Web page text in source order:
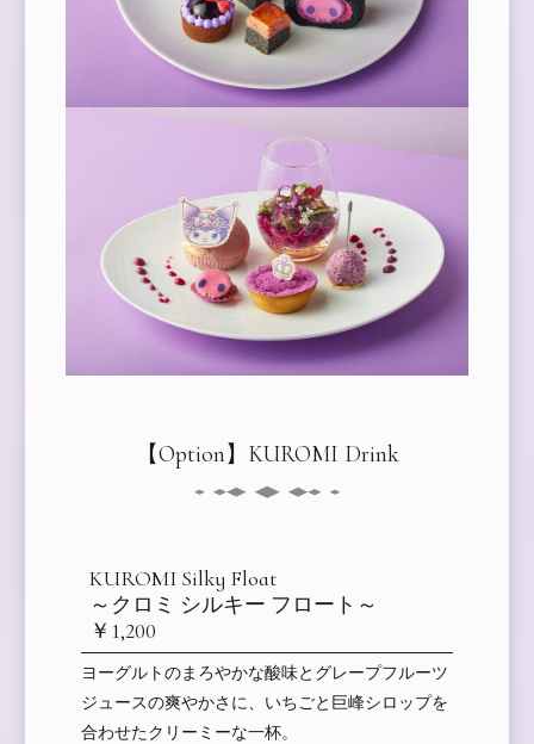
【Option】 KUROMI Drink
KUROMI Silky Float
～クロミ シルキー フロート～
￥1,200
ヨーグルトのまろやかな酸味とグレープフルーツ
ジュースの爽やかさに、いちごと巨峰シロップを
合わせたクリーミーな一杯。